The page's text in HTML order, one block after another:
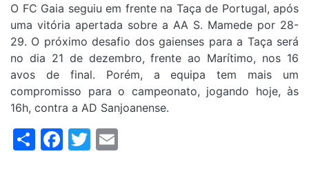
O FC Gaia seguiu em frente na Taça de Portugal, após
uma vitória apertada sobre a AA S. Mamede por 28-
29. O próximo desafio dos gaienses para a Taça será
no dia 21 de dezembro, frente ao Marítimo, nos 16
avos de final. Porém, a equipa tem mais um
compromisso para o campeonato, jogando hoje, às
16h, contra a AD Sanjoanense.
ShareFacebook
Twitter